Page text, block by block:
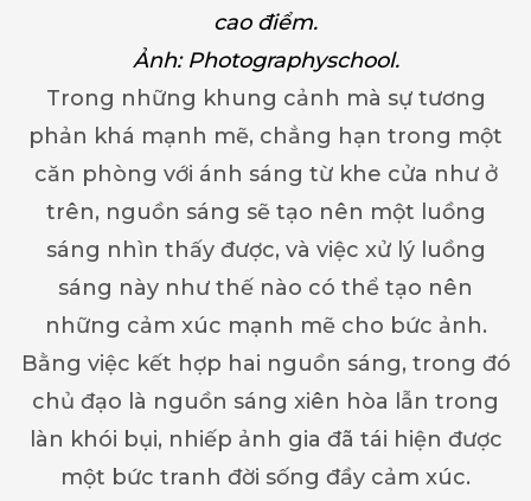
cao điểm.
Ảnh: Photographyschool.
Trong những khung cảnh mà sự tương
phản khá mạnh mẽ, chẳng hạn trong một
căn phòng với ánh sáng từ khe cửa như ở
trên, nguồn sáng sẽ tạo nên một luồng
sáng nhìn thấy được, và việc xử lý luồng
sáng này như thế nào có thể tạo nên
những cảm xúc mạnh mẽ cho bức ảnh.
Bằng việc kết hợp hai nguồn sáng, trong đó
chủ đạo là nguồn sáng xiên hòa lẫn trong
làn khói bụi, nhiếp ảnh gia đã tái hiện được
một bức tranh đời sống đầy cảm xúc.